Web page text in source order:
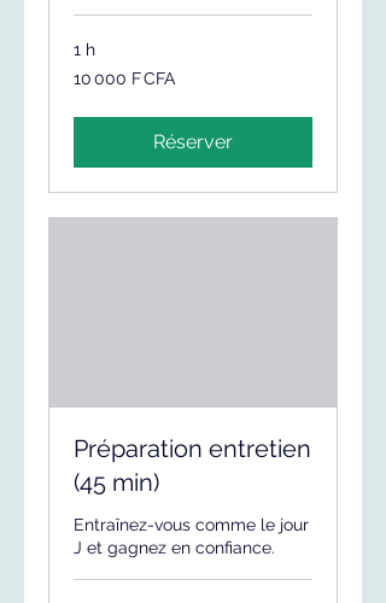
1 h
francs
10 000 F CFA
Réserver
Préparation entretien
(45 min)
Entraînez-vous comme le jour
J et gagnez en confiance.